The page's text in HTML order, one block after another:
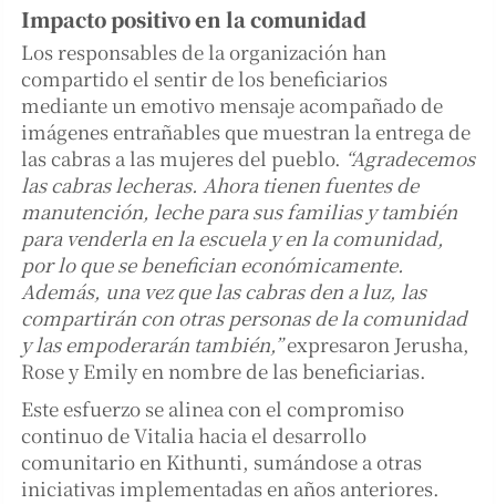
Impacto positivo en la comunidad
Los responsables de la organización han
compartido el sentir de los beneficiarios
mediante un emotivo mensaje acompañado de
imágenes entrañables que muestran la entrega de
las cabras a las mujeres del pueblo. “Agradecemos
las cabras lecheras. Ahora tienen fuentes de
manutención, leche para sus familias y también
para venderla en la escuela y en la comunidad,
por lo que se benefician económicamente.
Además, una vez que las cabras den a luz, las
compartirán con otras personas de la comunidad
y las empoderarán también,”expresaron Jerusha,
Rose y Emily en nombre de las beneficiarias.
Este esfuerzo se alinea con el compromiso
continuo de Vitalia hacia el desarrollo
comunitario en Kithunti, sumándose a otras
iniciativas implementadas en años anteriores.